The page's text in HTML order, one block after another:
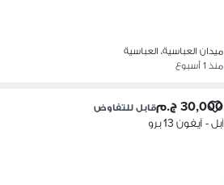
ميدان العباسية، العباسية
منذ 1 أسبوع
30,000 ج.م قابل للتفاوض
آبل - آيفون 13 برو